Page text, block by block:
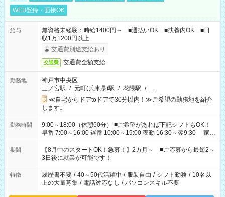
WEB登録・面接OK
給与
無資格未経験：時給1400円～ ■週払いOK ■扶養内OK ■日
収1万1200円以上
交通費別途支給あり
交通費 交通費全額支給
勤務地
神戸市中央区
三ノ宮駅 / 元町(兵庫県)駅 / 花隈駅 / …
≪自宅からドアtoドアで30分以内！≫ご希望の勤務地を紹介
します。
勤務時間
9:00～18:00（休憩60分） ■ご希望があれば下記シフトもOK！
早番 7:00～16:00 遅番 10:00～19:00 夜勤 16:30～翌9:30 「家族
と休みを合わせたい」 「余裕を持って夕飯の準備がしたい」
「できれば残業はしたくない」 など、ご希望を教えてください
ね。 ※Wワーク希望の方へ 今ご覧のお仕事で希望する勤務時間
と、もう1つのお仕事の勤務時間。 合計で週40時間を超える場
合は応募できません。
期間
【8月中のスタートOK！急募！】2カ月～ ■ご応募から最短2～
3日後に就業が可能です！
特徴 履歴書不要 / 40～50代活躍中 / 服装自由 / シフト勤務 / 10名以
上の大量募集 / 電話対応なし / パソコンスキル不要